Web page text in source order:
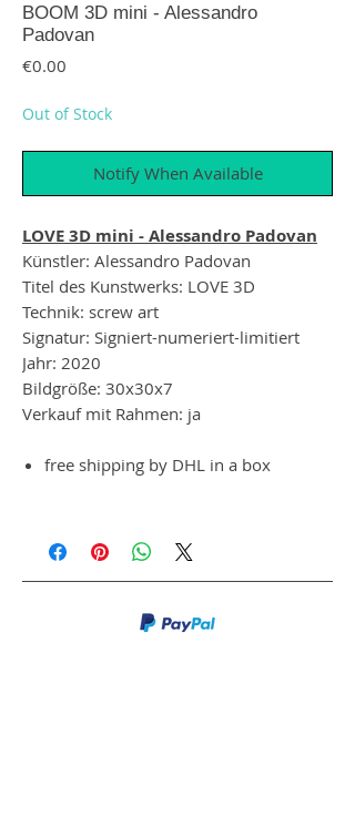
BOOM 3D mini - Alessandro
Padovan
€0.00
Out of Stock
Notify When Available
LOVE 3D mini - Alessandro Padovan
Künstler: Alessandro Padovan
Titel des Kunstwerks: LOVE 3D
Technik: screw art
Signatur: Signiert-numeriert-limitiert
Jahr: 2020
Bildgröße: 30x30x7
Verkauf mit Rahmen: ja
free shipping by DHL in a box